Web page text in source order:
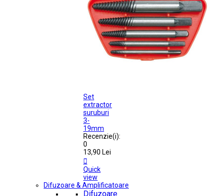
Set
extractor
suruburi
3-
19mm
Recenzie(i):
0
13,90 Lei

Quick
view
Difuzoare & Amplificatoare
Difuzoare